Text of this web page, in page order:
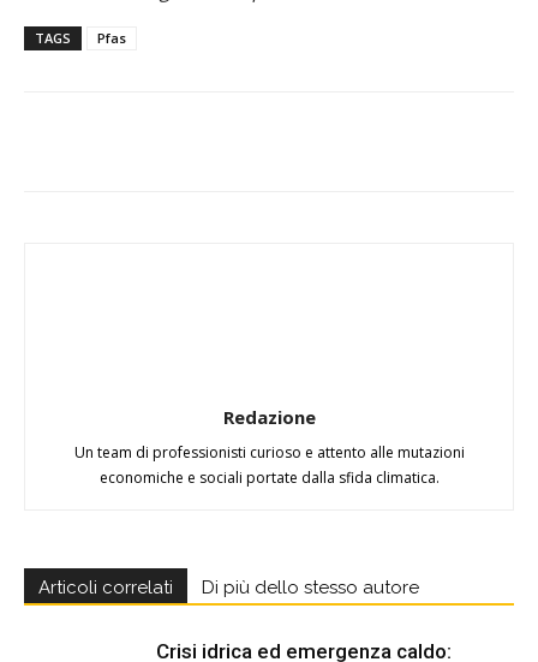
TAGS Pfas
Redazione
Un team di professionisti curioso e attento alle mutazioni
economiche e sociali portate dalla sfida climatica.
Articoli correlati Di più dello stesso autore
Crisi idrica ed emergenza caldo: